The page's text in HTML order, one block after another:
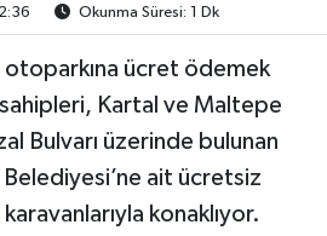
Okunma Süresi: 1 Dk
otoparkına ücret ödemek
Kartal ve Maltepe
Bulvarı üzerinde bulunan
ait ücretsiz
konaklıyor.